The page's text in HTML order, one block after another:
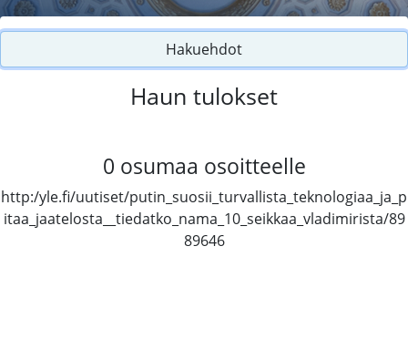
Hakuehdot
Haun tulokset
0 osumaa osoitteelle
http:/yle.fi/uutiset/putin_suosii_turvallista_teknologiaa_ja_p
itaa_jaatelosta__tiedatko_nama_10_seikkaa_vladimirista/89
89646